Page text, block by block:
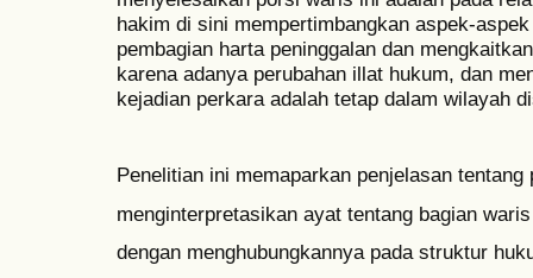
hakim di sini mempertimbangkan aspek-
pembagian harta peninggalan dan
karena adanya perubahan illat hukum, dan
kejadian perkara adalah tetap dalam wilayah
Penelitian ini memaparkan penjelasan
menginterpretasikan ayat tentang bagian
dengan menghubungkannya pada struktur